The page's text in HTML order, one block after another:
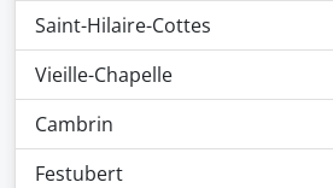
Saint-Hilaire-Cottes
Vieille-Chapelle
Cambrin
Festubert